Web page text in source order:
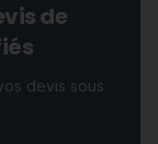
de
devis sous